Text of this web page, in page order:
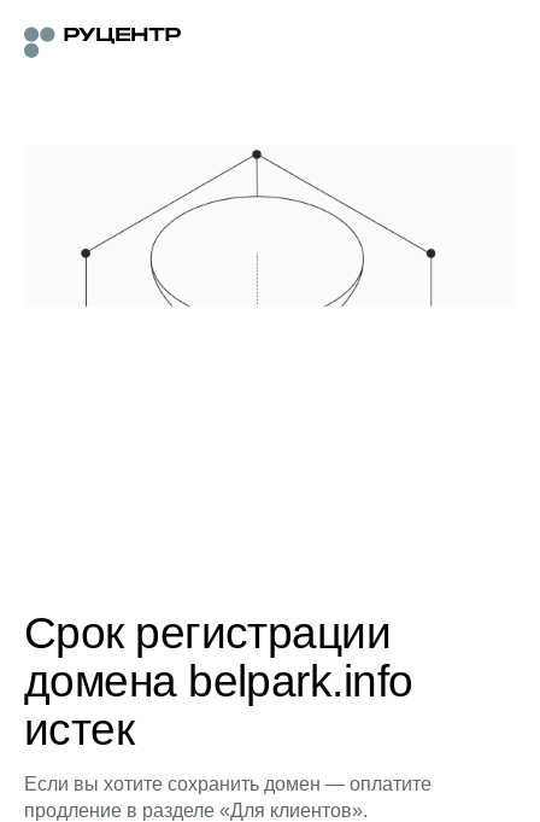
Срок регистрации
домена belpark.info
истек
Если вы хотите сохранить домен — оплатите
продление в разделе «Для клиентов».